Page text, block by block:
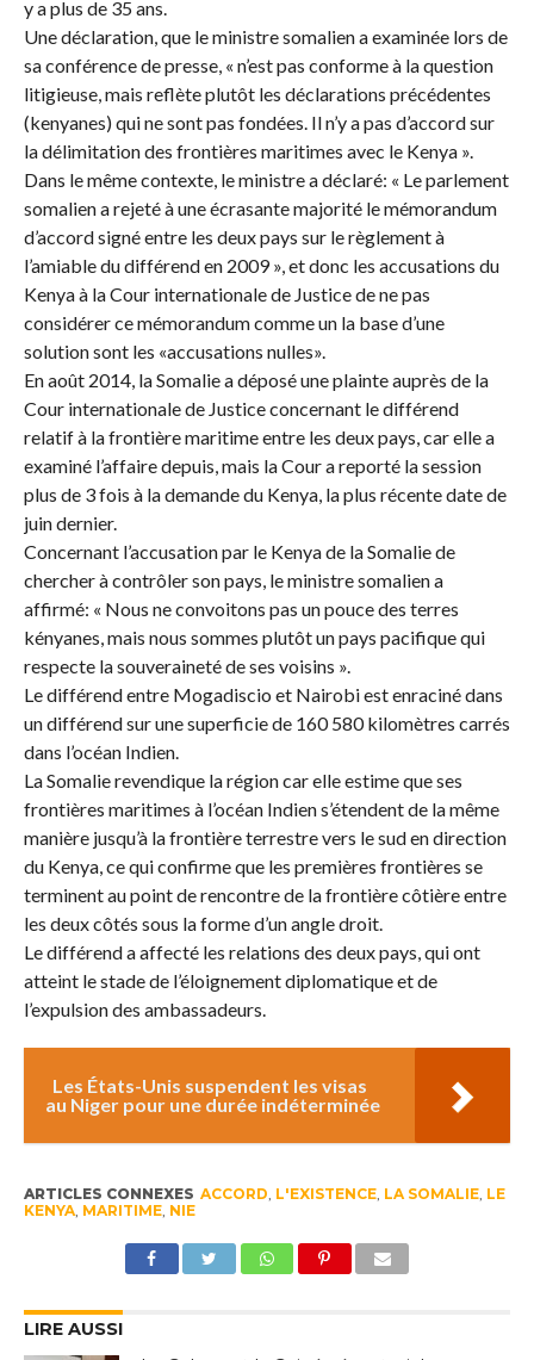
y a plus de 35 ans.
Une déclaration, que le ministre somalien a examinée lors de
sa conférence de presse, « n’est pas conforme à la question
litigieuse, mais reflète plutôt les déclarations précédentes
(kenyanes) qui ne sont pas fondées. Il n’y a pas d’accord sur
la délimitation des frontières maritimes avec le Kenya ».
Dans le même contexte, le ministre a déclaré: « Le parlement
somalien a rejeté à une écrasante majorité le mémorandum
d’accord signé entre les deux pays sur le règlement à
l’amiable du différend en 2009 », et donc les accusations du
Kenya à la Cour internationale de Justice de ne pas
considérer ce mémorandum comme un la base d’une
solution sont les «accusations nulles».
En août 2014, la Somalie a déposé une plainte auprès de la
Cour internationale de Justice concernant le différend
relatif à la frontière maritime entre les deux pays, car elle a
examiné l’affaire depuis, mais la Cour a reporté la session
plus de 3 fois à la demande du Kenya, la plus récente date de
juin dernier.
Concernant l’accusation par le Kenya de la Somalie de
chercher à contrôler son pays, le ministre somalien a
affirmé: « Nous ne convoitons pas un pouce des terres
kényanes, mais nous sommes plutôt un pays pacifique qui
respecte la souveraineté de ses voisins ».
Le différend entre Mogadiscio et Nairobi est enraciné dans
un différend sur une superficie de 160 580 kilomètres carrés
dans l’océan Indien.
La Somalie revendique la région car elle estime que ses
frontières maritimes à l’océan Indien s’étendent de la même
manière jusqu’à la frontière terrestre vers le sud en direction
du Kenya, ce qui confirme que les premières frontières se
terminent au point de rencontre de la frontière côtière entre
les deux côtés sous la forme d’un angle droit.
Le différend a affecté les relations des deux pays, qui ont
atteint le stade de l’éloignement diplomatique et de
l’expulsion des ambassadeurs.
Les États-Unis suspendent les visas
au Niger pour une durée indéterminée
ARTICLES CONNEXES ACCORD, L'EXISTENCE, LA SOMALIE, LE
KENYA, MARITIME, NIE
LIRE AUSSI